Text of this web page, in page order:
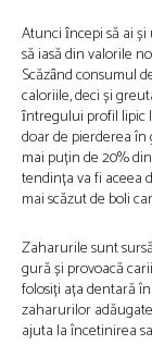
Atunci ȋncepi să ai
să iasă din valorile
Scăzȃnd consumul
caloriile, deci și
ȋntregului profil lipic
doar de pierderea în
mai puțin de 20%
tendința va fi aceea
mai scăzut de boli
Zaharurile sunt
gură și provoacă
folosiți ața dentară
zaharurilor
ajuta la încetinirea